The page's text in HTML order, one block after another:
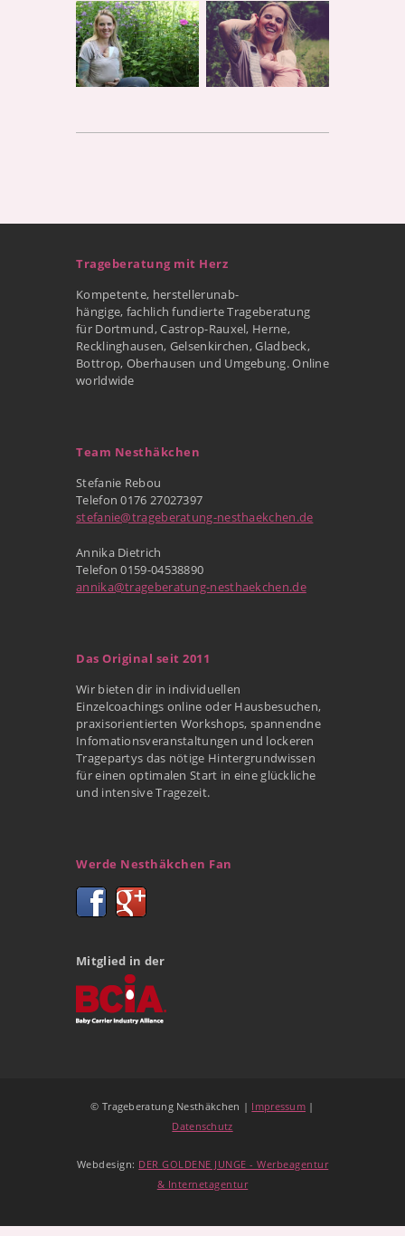
Trageberatung mit Herz
Kompetente, herstellerunab-
hängige, fachlich fundierte Trageberatung
für Dortmund, Castrop-Rauxel, Herne,
Recklinghausen, Gelsenkirchen, Gladbeck,
Bottrop, Oberhausen und Umgebung. Online
worldwide
Team Nesthäkchen
Stefanie Rebou
Telefon 0176 27027397
stefanie@trageberatung-nesthaekchen.de
Annika Dietrich
Telefon 0159-04538890
annika@trageberatung-nesthaekchen.de
Das Original seit 2011
Wir bieten dir in individuellen
Einzelcoachings online oder Hausbesuchen,
praxisorientierten Workshops, spannendne
Infomationsveranstaltungen und lockeren
Tragepartys das nötige Hintergrundwissen
für einen optimalen Start in eine glückliche
und intensive Tragezeit.
Werde Nesthäkchen Fan
Mitglied in der
© Trageberatung Nesthäkchen | Impressum |
Datenschutz
Webdesign: DER GOLDENE JUNGE - Werbeagentur
& Internetagentur